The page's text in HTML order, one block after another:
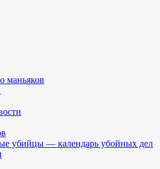
маньяков
убийцы — календарь убойных дел